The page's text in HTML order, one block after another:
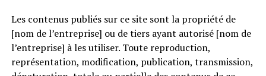
Les contenus publiés sur ce site sont la propriété de
[nom de l’entreprise] ou de tiers ayant autorisé [nom de
l’entreprise] à les utiliser. Toute reproduction,
représentation, modification, publication, transmission,